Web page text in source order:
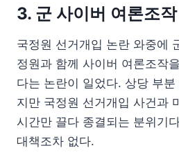
3. 군 사이버 여론조
국정원 선거개입 논란 와중에
정원과 함께 사이버 여론조작
다는 논란이 일었다. 상당 부
지만 국정원 선거개입 사건과
시간만 끌다 종결되는 분위기
대책조차 없다.